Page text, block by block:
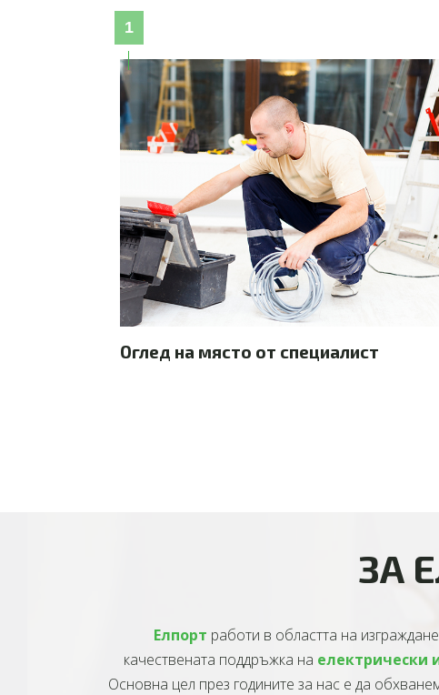
Оглед на място от специалист
1
ЗА
Елпорт работи в областта на
качествената поддръжка на електрически
Основна цел през годините за нас е да